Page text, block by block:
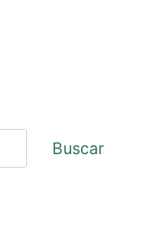
Buscar